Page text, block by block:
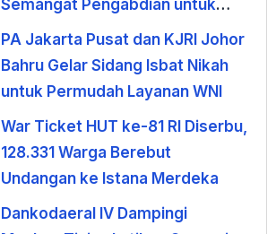
Semangat Pengabdian untuk
Negeri
PA Jakarta Pusat dan KJRI Johor
Bahru Gelar Sidang Isbat Nikah
untuk Permudah Layanan WNI
War Ticket HUT ke-81 RI Diserbu,
128.331 Warga Berebut
Undangan ke Istana Merdeka
Dankodaeral IV Dampingi